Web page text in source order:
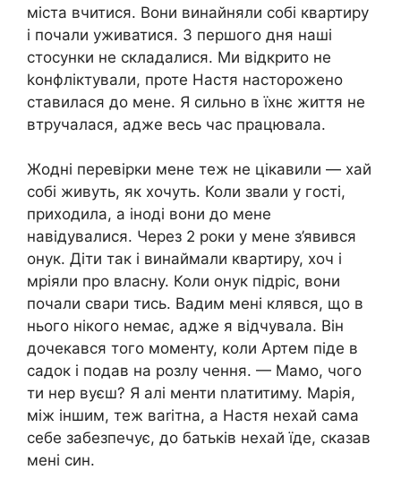
міста вчитися. Вони винайняли собі квартиру
і почали уживатися. З першого дня наші
стосунки не складалися. Ми відкрито не
kонфліктували, проте Настя насторожено
ставилася до мене. Я сильно в їхнє життя не
втручалася, адже весь час працювала.
Жодні перевірки мене теж не цікавили — хай
собі живуть, як хочуть. Коли звали у гості,
приходила, а іноді вони до мене
навідувалися. Через 2 роки у мене з’явився
онук. Діти так і винаймали квартиру, хоч і
мріяли про власну. Коли онук підріс, вони
почали свари тись. Вадим мені клявся, що в
нього нікого немає, адже я відчувала. Він
дочекався того моменту, коли Артем піде в
садок і подав на розлу чення. — Мамо, чого
ти нер вуєш? Я алі менти nлатитиму. Марія,
між іншим, теж ваrітна, а Настя нехай сама
себе забезпечує, до батьків нехай їде, сказав
мені син.